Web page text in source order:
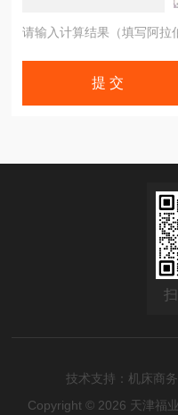
请输入计算结果（填写阿拉
技术支持： 机床商
Copyright © 2026 天津福